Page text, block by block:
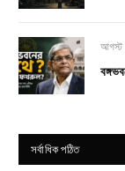
আগস্ট
সর্বাধিক পঠিত